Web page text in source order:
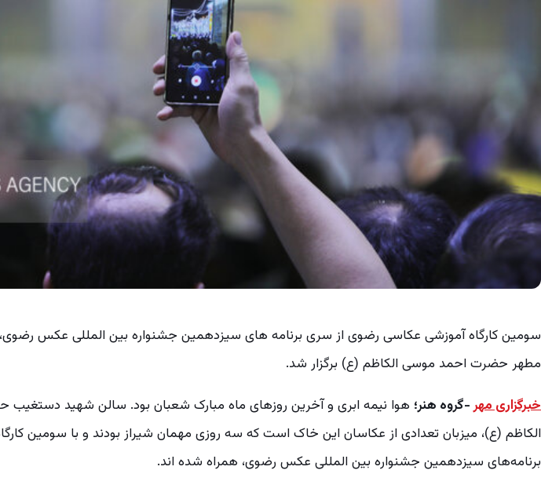
سومین کارگاه آموزشی عکاسی رضوی از سری برنامه های سیزدهمین جشنواره بین المللی عکس رضوی،
مطهر حضرت احمد موسی الکاظم (ع) برگزار شد.
خبرگزاری مهر-گروه هنر؛ هوا نیمه ابری و آخرین روزهای ماه مبارک شعبان بود. سالن شهید
الکاظم (ع)، میزبان تعدادی از عکاسان این خاک است که سه روزی مهمان شیراز بودند و با سومین
برنامه‌های سیزدهمین جشنواره بین المللی عکس رضوی، همراه شده اند.